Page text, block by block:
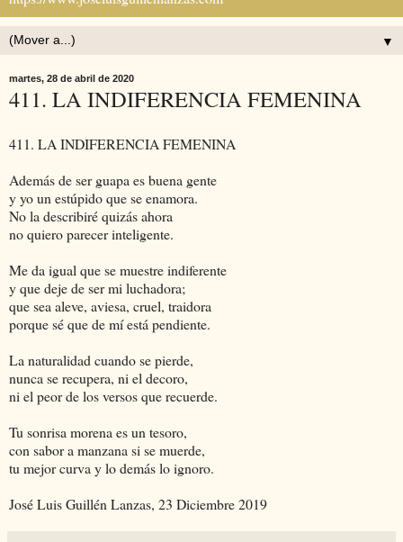
▼
martes, 28 de abril de 2020
411. LA INDIFERENCIA FEMENINA
411. LA INDIFERENCIA FEMENINA
Además de ser guapa es buena gente
y yo un estúpido que se enamora.
No la describiré quizás ahora
no quiero parecer inteligente.
Me da igual que se muestre indiferente
y que deje de ser mi luchadora;
que sea aleve, aviesa, cruel, traidora
porque sé que de mí está pendiente.
La naturalidad cuando se pierde,
nunca se recupera, ni el decoro,
ni el peor de los versos que recuerde.
Tu sonrisa morena es un tesoro,
con sabor a manzana si se muerde,
tu mejor curva y lo demás lo ignoro.
José Luis Guillén Lanzas, 23 Diciembre 2019